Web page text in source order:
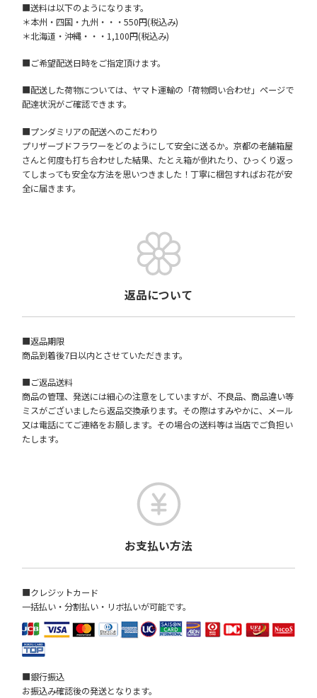
■送料は以下のようになります。
＊本州・四国・九州・・・550円(税込み)
＊北海道・沖縄・・・1,100円(税込み)
■ご希望配送日時をご指定頂けます。
■配送した荷物については、ヤマト運輸の「荷物問い合わせ」ページで
配達状況がご確認できます。
■プンダミリアの配送へのこだわり
プリザーブドフラワーをどのようにして安全に送るか。京都の老舗箱屋
さんと何度も打ち合わせした結果、たとえ箱が倒れたり、ひっくり返っ
てしまっても安全な方法を思いつきました！丁寧に梱包すればお花が安
全に届きます。
返品について
■返品期限
商品到着後7日以内とさせていただきます。
■ご返品送料
商品の管理、発送には細心の注意をしていますが、不良品、商品違い等
ミスがございましたら返品交換承ります。その際はすみやかに、メール
又は電話にてご連絡をお願します。その場合の送料等は当店でご負担い
たします。
お支払い方法
■クレジットカード
一括払い・分割払い・リボ払いが可能です。
■銀行振込
お振込み確認後の発送となります。